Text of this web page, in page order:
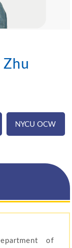
Zhu
NYCU OCW
of